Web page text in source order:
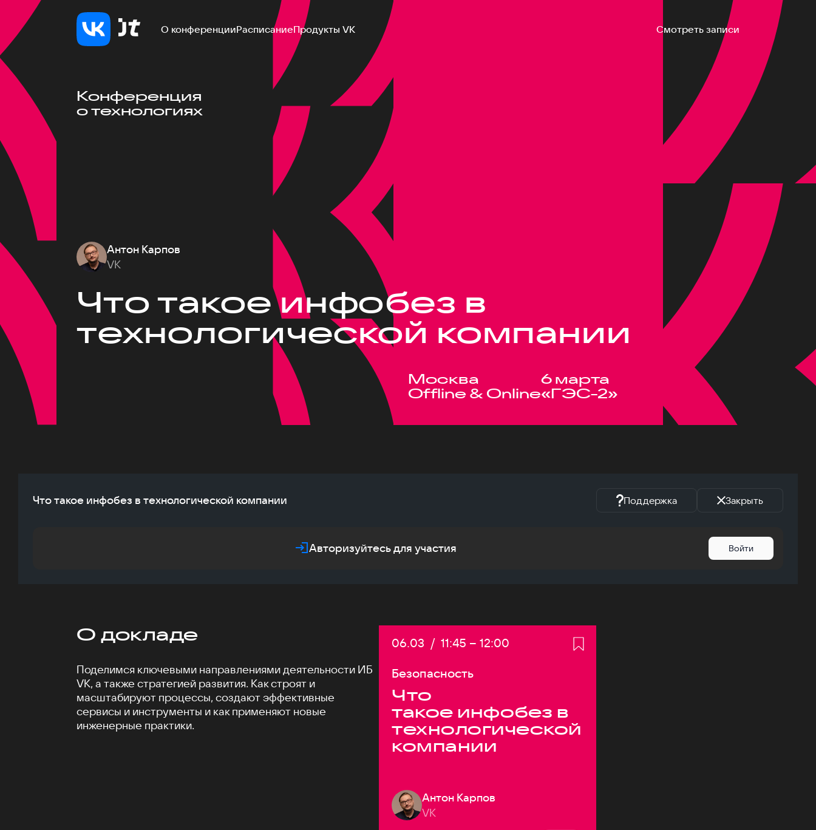
О конференцииРасписаниеПродукты VK Смотреть записи
Конференция
о технологиях
Антон Карпов
VK
Что такое инфобез в
технологической компании
Москва
Offline & Online
6 марта
«ГЭС-2»
Что такое инфобез в технологической компании Поддержка Закрыть
Авторизуйтесь для участия Войти
О докладе
Поделимся ключевыми направлениями деятельности ИБ
VK, а также стратегией развития. Как строят и
масштабируют процессы, создают эффективные
сервисы и инструменты и как применяют новые
инженерные практики.
Дата:
06.03 / Начало:
11:45 – Конец:
12:00
Безопасность
Что
такое инфобез в
технологической
компании
Антон Карпов
VK